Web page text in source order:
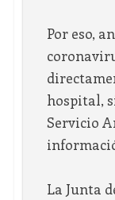
Por eso,
hospital,
Servicio
La Junta